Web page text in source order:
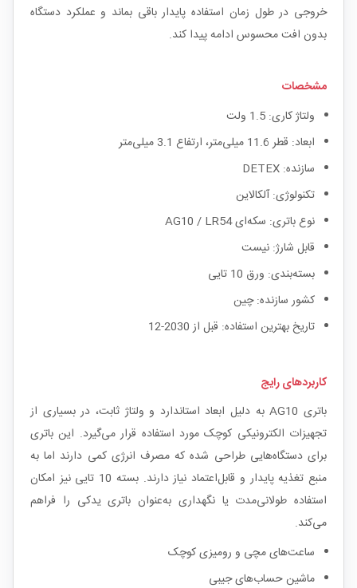
خروجی در طول زمان استفاده پایدار باقی بماند و عملکرد دستگاه
بدون افت محسوس ادامه پیدا کند.
مشخصات
ولتاژ کاری: 1.5 ولت
ابعاد: قطر 11.6 میلی‌متر، ارتفاع 3.1 میلی‌متر
سازنده: DETEX
تکنولوژی: آلکالاین
نوع باتری: سکه‌ای AG10 / LR54
قابل شارژ: نیست
بسته‌بندی: ورق 10 تایی
کشور سازنده: چین
تاریخ بهترین استفاده: قبل از 2030-12
کاربردهای رایج
باتری AG10 به دلیل ابعاد استاندارد و ولتاژ ثابت، در بسیاری از
تجهیزات الکترونیکی کوچک مورد استفاده قرار می‌گیرد. این باتری
برای دستگاه‌هایی طراحی شده که مصرف انرژی کمی دارند اما به
منبع تغذیه پایدار و قابل‌اعتماد نیاز دارند. بسته 10 تایی نیز امکان
استفاده طولانی‌مدت یا نگهداری به‌عنوان باتری یدکی را فراهم
می‌کند.
ساعت‌های مچی و رومیزی کوچک
ماشین حساب‌های جیبی